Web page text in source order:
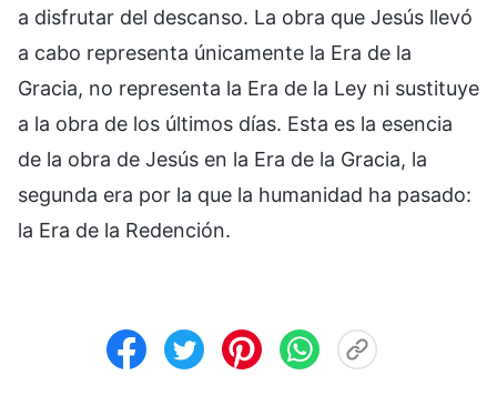
a disfrutar del descanso. La obra que Jesús llevó
a cabo representa únicamente la Era de la
Gracia, no representa la Era de la Ley ni sustituye
a la obra de los últimos días. Esta es la esencia
de la obra de Jesús en la Era de la Gracia, la
segunda era por la que la humanidad ha pasado:
la Era de la Redención.